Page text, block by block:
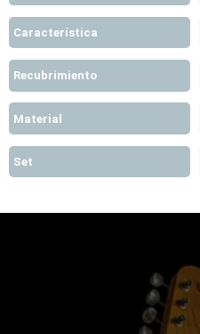
Característica
Recubrimiento
Material
Set